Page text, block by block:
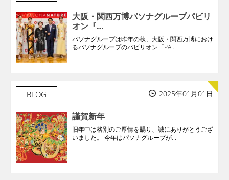
大阪・関西万博パソナグループパビリ
オン『…
パソナグループは昨年の秋、大阪・関西万博におけ
るパソナグループのパビリオン「PA...
BLOG 2025年01月01日
謹賀新年
旧年中は格別のご厚情を賜り、誠にありがとうござ
いました。 今年はパソナグループが...